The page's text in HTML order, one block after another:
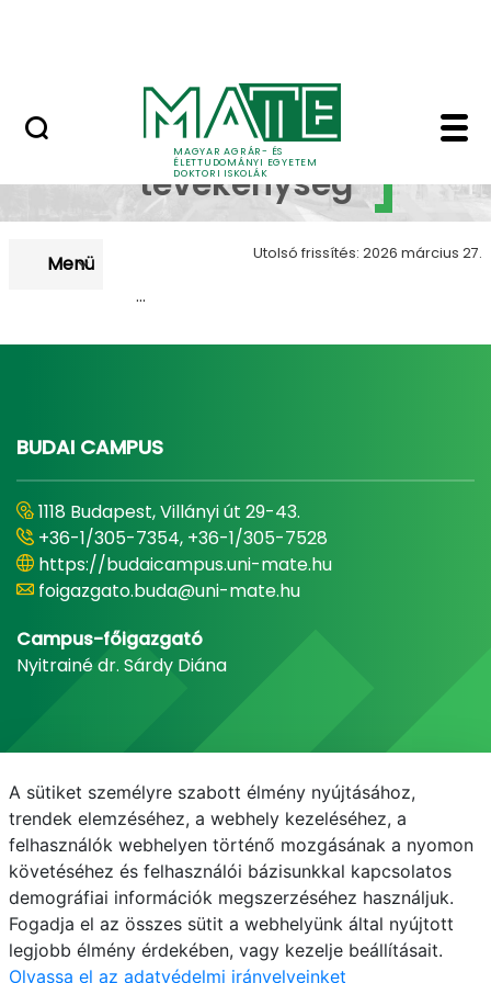
MAGYAR AGRÁR- ÉS
ÉLETTUDOMÁNYI EGYETEM
DOKTORI ISKOLÁK
Témavezetői
Témavezetői
tevékenység
Menü Utolsó frissítés: 2026 március 27.
...
BUDAI CAMPUS
1118 Budapest, Villányi út 29-43.
+36-1/305-7354, +36-1/305-7528
https://budaicampus.uni-mate.hu
foigazgato.buda@uni-mate.hu
Campus-főigazgató
Nyitrainé dr. Sárdy Diána
E-mail Telefonkönyv NEPTUN E-learning
A sütiket személyre szabott élmény nyújtásához,
trendek elemzéséhez, a webhely kezeléséhez, a
felhasználók webhelyen történő mozgásának a nyomon
követéséhez és felhasználói bázisunkkal kapcsolatos
demográfiai információk megszerzéséhez használjuk.
Fogadja el az összes sütit a webhelyünk által nyújtott
legjobb élmény érdekében, vagy kezelje beállításait.
Olvassa el az adatvédelmi irányelveinket